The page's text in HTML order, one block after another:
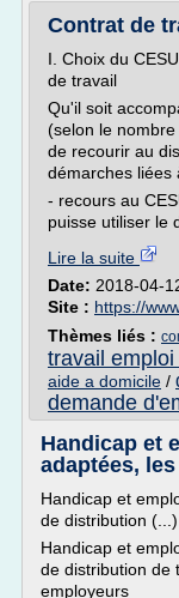
Contrat de
I. Choix du
de travail
Qu'il soit
(selon le
de recourir au
démarches liées
- recours au
puisse utiliser le
Lire la suite
Date: 2018-04-
Site : https://
Thèmes liés :
travail
aide a domicile /
demande
Handicap et
adaptées,
Handicap et
de distribution (...)
Handicap et
de distribution de
employeurs